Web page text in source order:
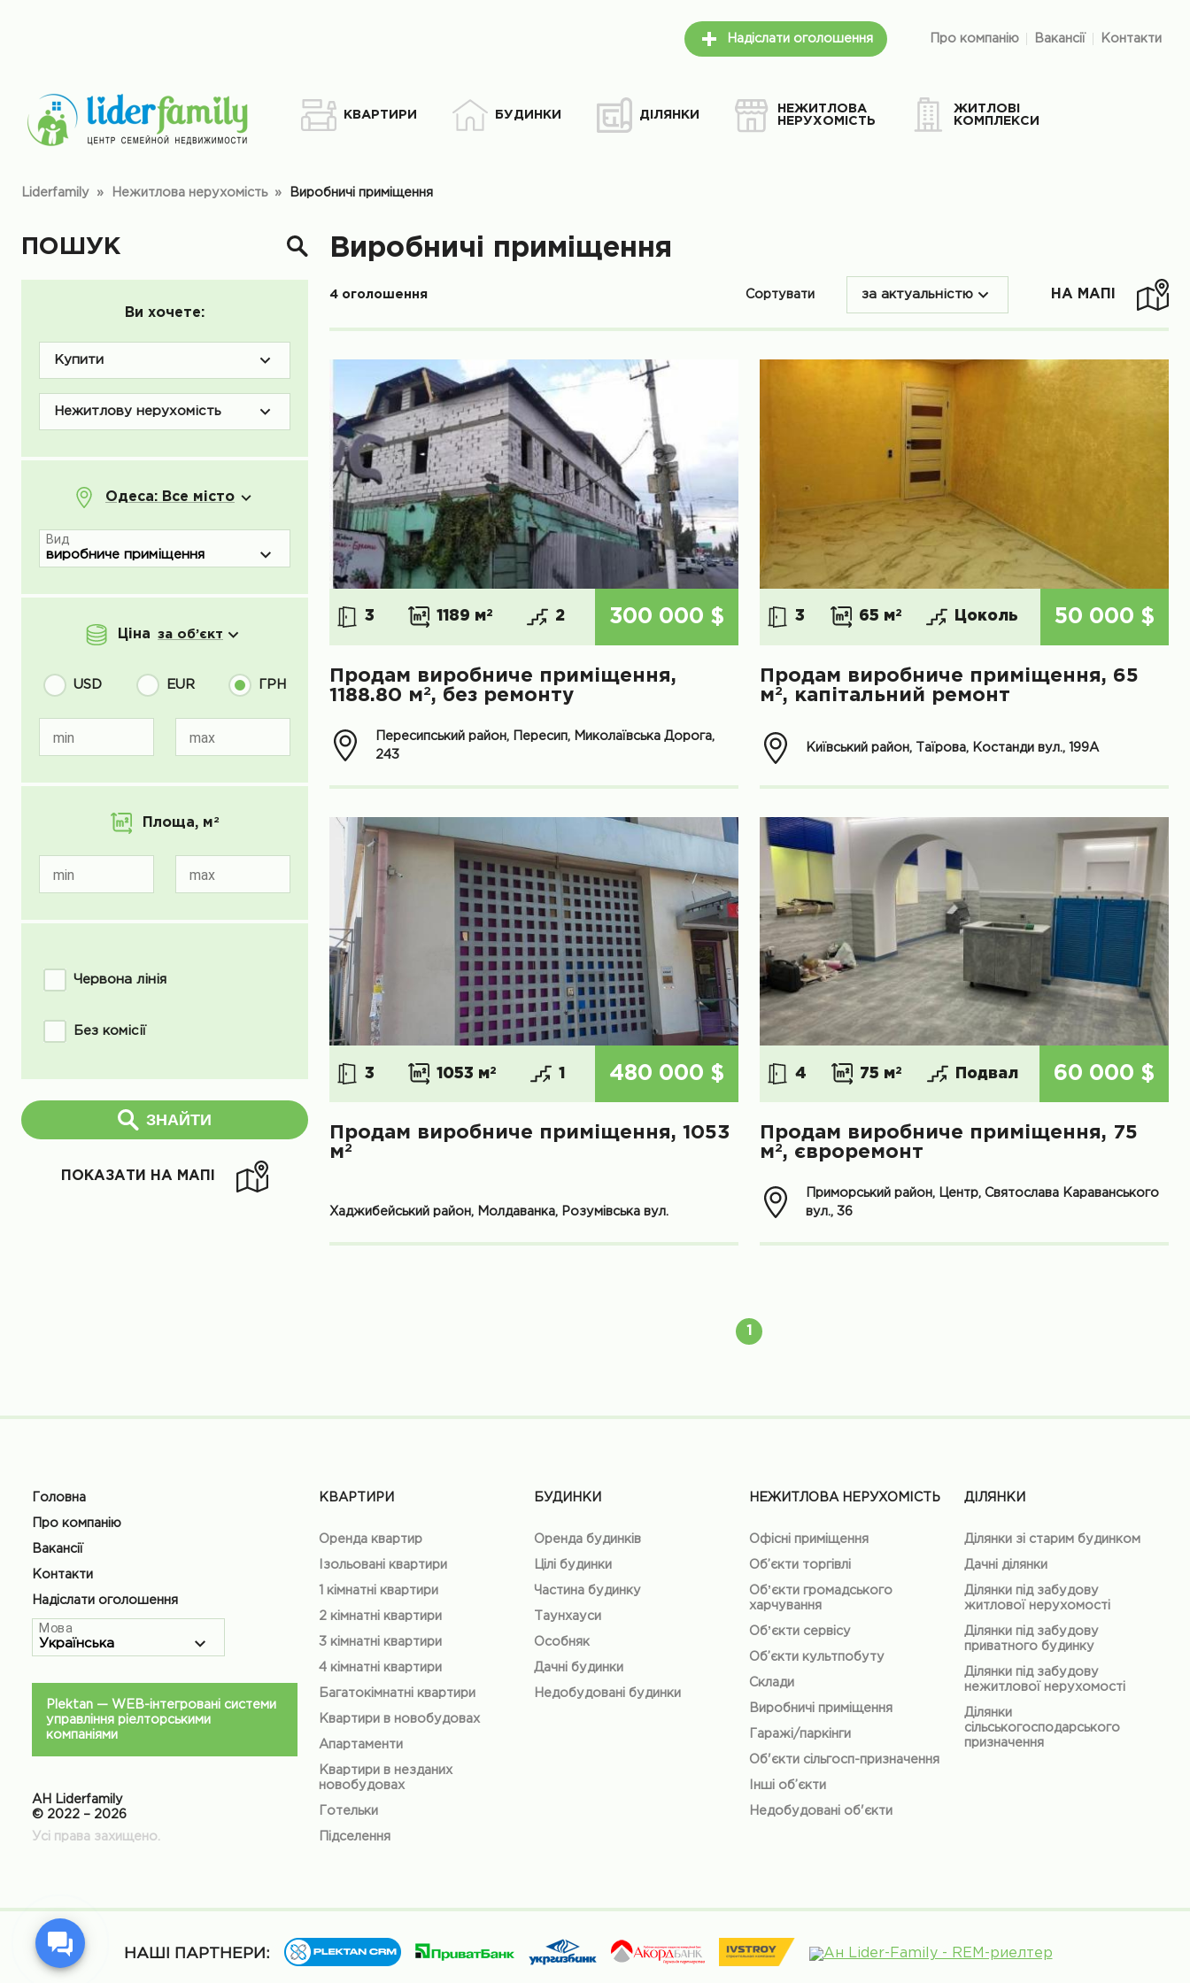
Надіслати оголошення Про компанію Вакансії Контакти
КВАРТИРИ БУДИНКИ ДІЛЯНКИ
НЕЖИТЛОВА
НЕРУХОМІСТЬ
ЖИТЛОВІ
КОМПЛЕКСИ
Liderfamily » Нежитлова нерухомість » Виробничі приміщення
ПОШУК
Ви хочете:
Купити
Нежитлову нерухомість
Одеса: Все місто
Вид
Ціна за об’єкт
USD EUR ГРН
min max
Площа, м 2
min max
Червона лінія
Без комісії
ЗНАЙТИ
ПОКАЗАТИ НА МАПІ
Виробничі приміщення
4 оголошення Сортувати за актуальністю НА МАПІ
3 1189 м2 2 300 000 $
Продам виробниче приміщення,
1188.80 м2, без ремонту
Пересипський район, Пересип, Миколаївська Дорога,
243
3 65 м2 Цоколь 50 000 $
Продам виробниче приміщення, 65
м2, капітальний ремонт
Київський район, Таїрова, Костанди вул., 199А
3 1053 м2 1 480 000 $
Продам виробниче приміщення, 1053
м2
Хаджибейський район, Молдаванка, Розумівська вул.
4 75 м2 Подвал 60 000 $
Продам виробниче приміщення, 75
м2, євроремонт
Приморський район, Центр, Святослава Караванського
вул., 36
1
Головна
Про компанію
Вакансії
Контакти
Надіслати оголошення
Мова
Plektan — WEB-інтегровані системи
управління ріелторськими
компаніями
АН Liderfamily
© 2022 – 2026
Усі права захищено.
КВАРТИРИ
Оренда квартир
Ізольовані квартири
1 кімнатні квартири
2 кімнатні квартири
3 кімнатні квартири
4 кімнатні квартири
Багатокімнатні квартири
Квартири в новобудовах
Апартаменти
Квартири в незданих
новобудовах
Готельки
Підселення
БУДИНКИ
Оренда будинків
Цілі будинки
Частина будинку
Таунхауси
Особняк
Дачні будинки
Недобудовані будинки
НЕЖИТЛОВА НЕРУХОМІСТЬ
Офісні приміщення
Об’єкти торгівлі
Обʼєкти громадського
харчування
Обʼєкти сервісу
Об’єкти культпобуту
Склади
Виробничі приміщення
Гаражі/паркінги
Об'єкти сільгосп-призначення
Інші об’єкти
Недобудовані об'єкти
ДІЛЯНКИ
Ділянки зі старим будинком
Дачні ділянки
Ділянки під забудову
житлової нерухомості
Ділянки під забудову
приватного будинку
Ділянки під забудову
нежитлової нерухомості
Ділянки
сільськогосподарського
призначення
НАШІ ПАРТНЕРИ: